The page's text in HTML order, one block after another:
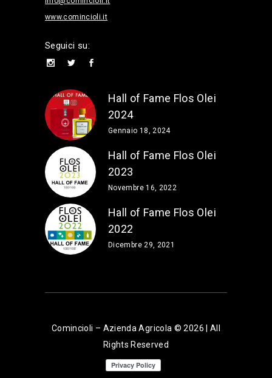
www.comincioli.it
Seguici su:
Hall of Fame Flos Olei
2024
Gennaio 18, 2024
Hall of Fame Flos Olei
2023
Novembre 16, 2022
Hall of Fame Flos Olei
2022
Dicembre 29, 2021
Comincioli – Azienda Agricola © 2026 | All
Rights Reserved
Le tue preferenze relative alla privacy